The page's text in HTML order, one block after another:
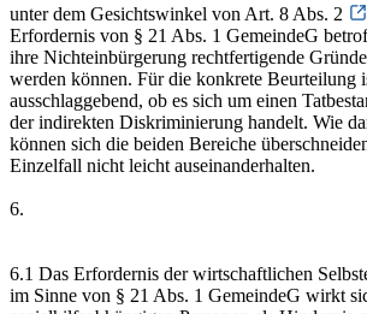
unter dem Gesichtswinkel von Art. 8 Abs. 2
Erfordernis von § 21 Abs. 1 GemeindeG
ihre Nichteinbürgerung rechtfertigende
werden können. Für die konkrete Beurteilung
ausschlaggebend, ob es sich um einen
der indirekten Diskriminierung handelt. Wie
können sich die beiden Bereiche
Einzelfall nicht leicht auseinanderhalten.
6.
6.1 Das Erfordernis der wirtschaftlichen
im Sinne von § 21 Abs. 1 GemeindeG wirkt